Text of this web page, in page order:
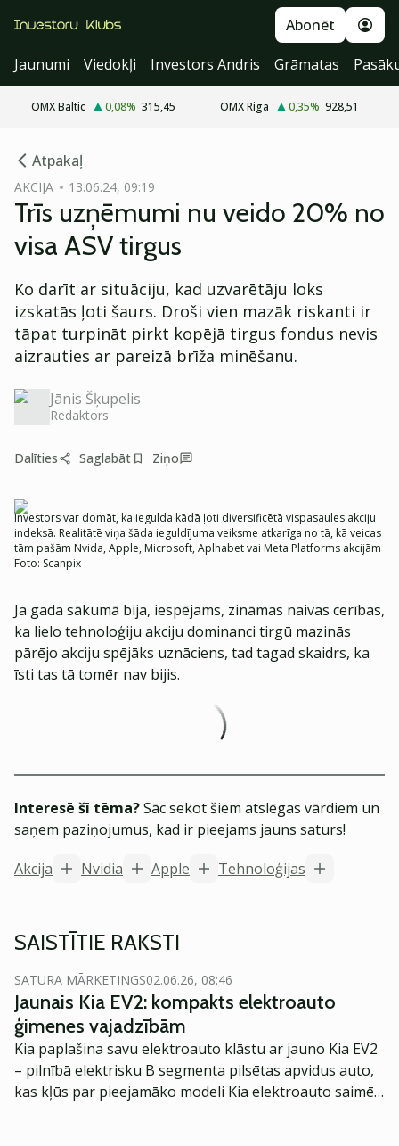
Abonēt
Jaunumi
Viedokļi Investors Andris Grāmatas
OMX Baltic 0,08% 315,45 OMX Riga 0,35% 928,51
Atpakaļ
AKCIJA 13.06.24, 09:19
Trīs uzņēmumi nu veido 20% no
visa ASV tirgus
Ko darīt ar situāciju, kad uzvarētāju loks
izskatās ļoti šaurs. Droši vien mazāk riskanti ir
tāpat turpināt pirkt kopējā tirgus fondus nevis
aizrauties ar pareizā brīža minēšanu.
Jānis Šķupelis
Redaktors
Dalīties Saglabāt Ziņo
Investors var domāt, ka iegulda kādā ļoti diversificētā vispasaules akciju
indeksā. Realitātē viņa šāda ieguldījuma veiksme atkarīga no tā, kā veicas
tām pašām Nvida, Apple, Microsoft, Aplhabet vai Meta Platforms akcijām
Foto: Scanpix
Ja gada sākumā bija, iespējams, zināmas naivas cerības,
ka lielo tehnoloģiju akciju dominanci tirgū mazinās
pārējo akciju spējāks uznāciens, tad tagad skaidrs, ka
īsti tas tā tomēr nav bijis.
Interesē šī tēma?Sāc sekot šiem atslēgas vārdiem un
saņem paziņojumus, kad ir pieejams jauns saturs!
Akcija
Nvidia Apple Tehnoloģijas
SAISTĪTIE RAKSTI
SATURA MĀRKETINGS02.06.26, 08:46
Jaunais Kia EV2: kompakts elektroauto
ģimenes vajadzībām
Kia paplašina savu elektroauto klāstu ar jauno Kia EV2
– pilnībā elektrisku B segmenta pilsētas apvidus auto,
kas kļūs par pieejamāko modeli Kia elektroauto saimē